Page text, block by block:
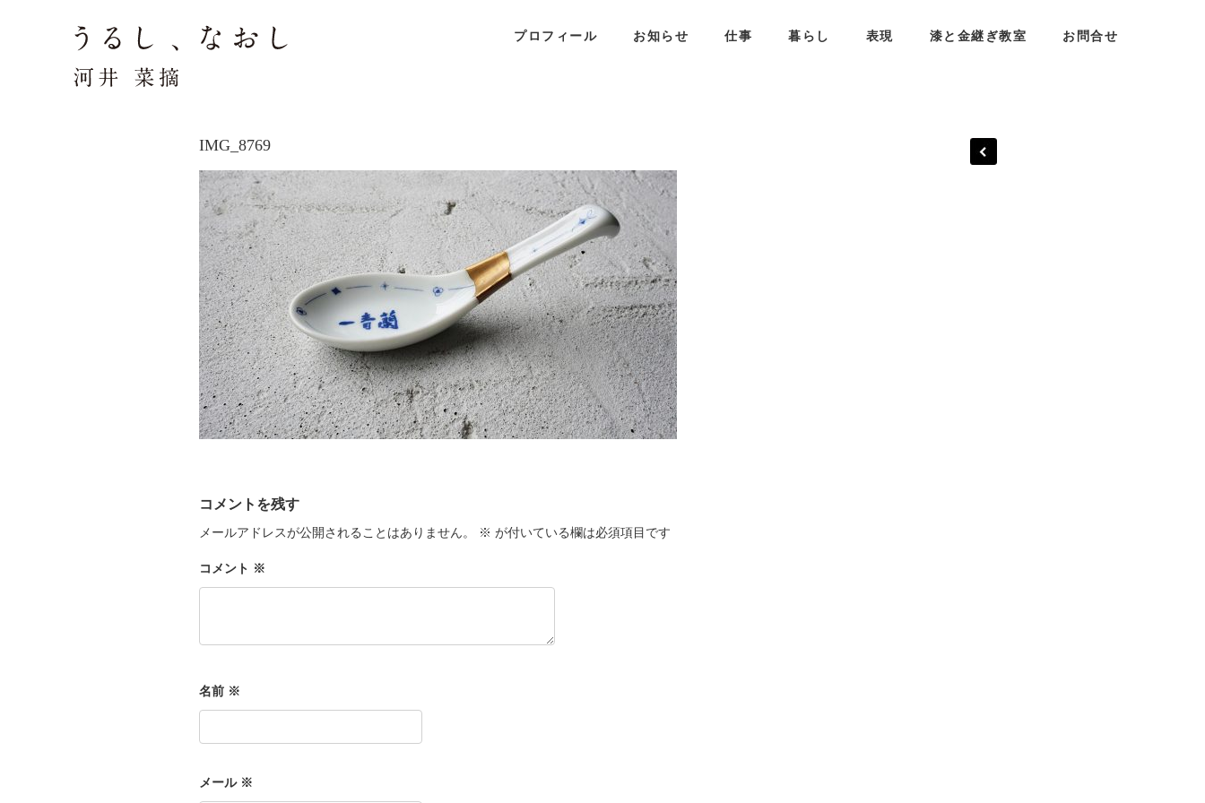
プロフィール お知らせ 仕事 暮らし 表現 漆と金継ぎ教室 お問合せ
IMG_8769
コメントを残す
メールアドレスが公開されることはありません。 ※ が付いている欄は必須項目です
コメント ※
名前 ※
メール ※